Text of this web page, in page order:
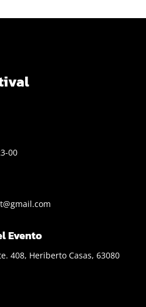
00
Evento
408, Heriberto Casas, 63080